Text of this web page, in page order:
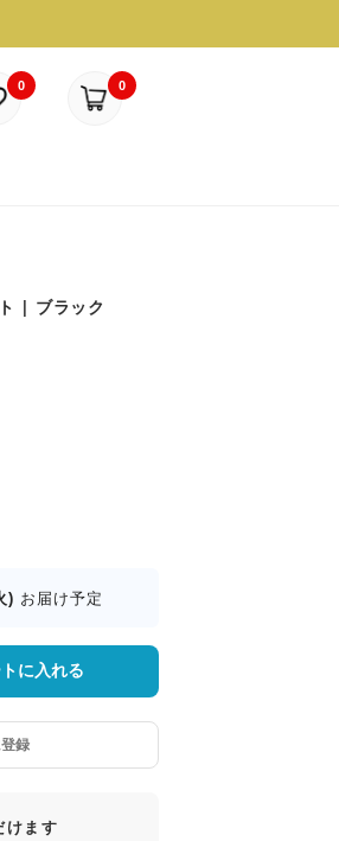
0 0
| ブラック
) お届け予定
に入れる
録
けます